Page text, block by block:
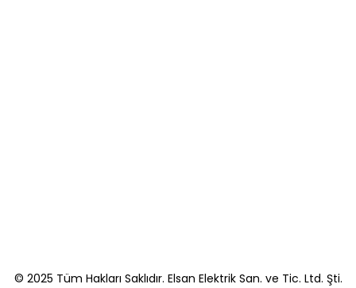
© 2025 Tüm Hakları Saklıdır. Elsan Elektrik San. ve Tic. Ltd. Şti.